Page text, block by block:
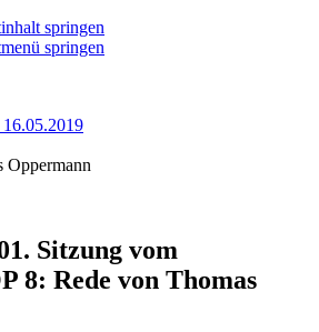
springen
springen
Oppermann
Sitzung vom
8: Rede von Thomas